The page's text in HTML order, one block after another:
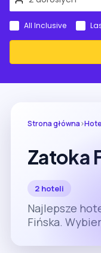
All Inclusive
Strona główna›
Zatoka
2 hoteli
Najlepsze
Fińska.